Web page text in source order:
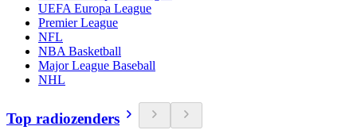
UEFA Europa League
Premier League
NFL
NBA Basketball
Major League Baseball
NHL
Top radiozenders